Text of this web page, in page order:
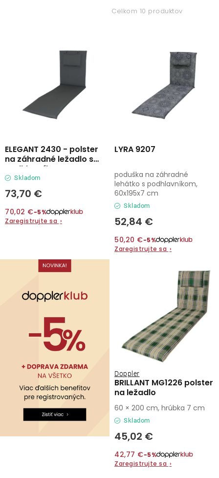
Gastro produkty
Predávané značky
O nás
v
Celkom 10 produktov
e
t
v
ELEGANT 2430 - polster
na záhradné ležadlo s
podhlavníkom
Skladom
73,70 €
70,02 €−5%
Zaregistrujte sa ›
LYRA 9207
Skladom
52,84 €
50,20 €−5%
Zaregistrujte sa ›
poduška na záhradné
lehátko s podhlavníkom,
60x195x7 cm
BRILLANT MG1226 polster
na ležadlo
Doppler
Skladom
45,02 €
42,77 €−5%
Zaregistrujte sa ›
60 × 200 cm, hrúbka 7 cm